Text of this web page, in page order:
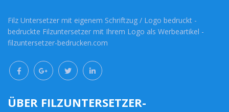
Filz Untersetzer mit eigenem Schriftzug / Logo bedruckt -
bedruckte Filzuntersetzer mit Ihrem Logo als Werbeartikel -
filzuntersetzer-bedrucken.com
ÜBER FILZUNTERSETZER-